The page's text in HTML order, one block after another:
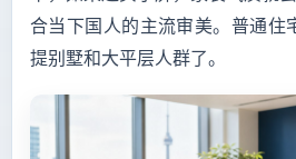
合当下国人的主流审美。普通住
提别墅和大平层人群了。